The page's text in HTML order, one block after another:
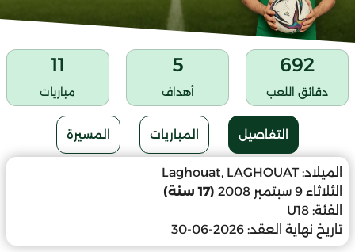
692
دقائق اللعب
5
أهداف
11
مباريات
التفاصيل المباريات المسيرة
الميلاد: Laghouat, LAGHOUAT
الثلاثاء 9 سبتمبر 2008
(17 سنة)
الفئة: U18
تاريخ نهاية العقد: 2026-06-30